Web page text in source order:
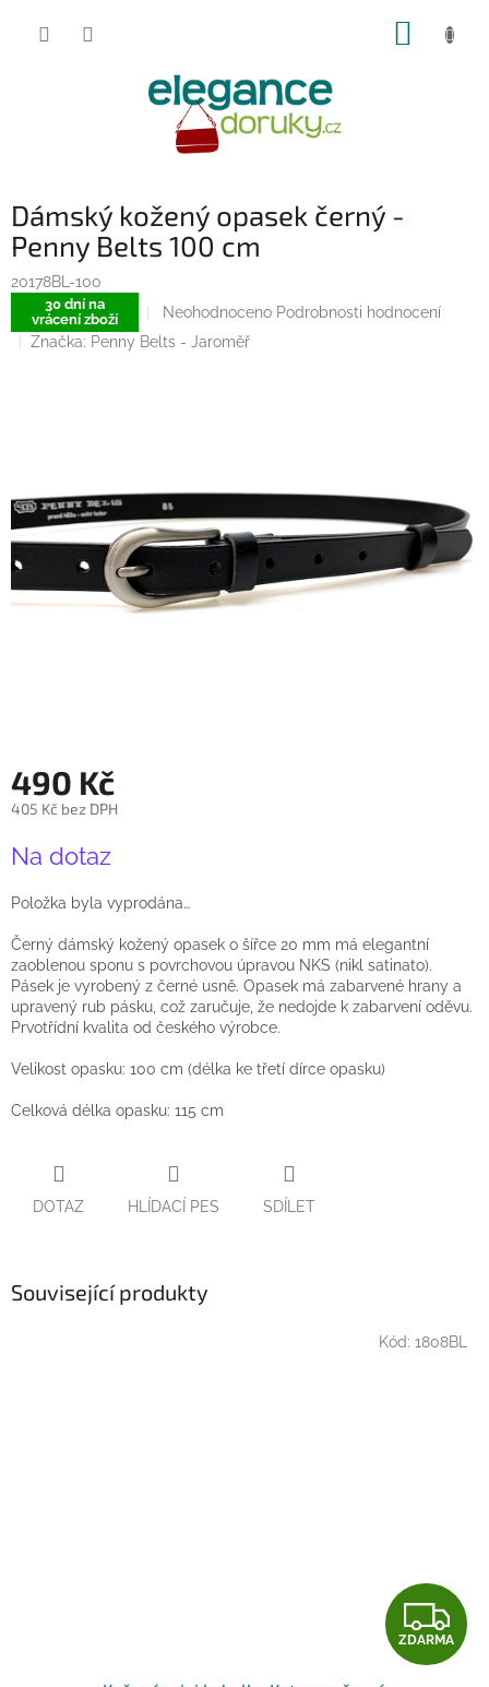
Dámský kožený opasek černý -
Penny Belts 100 cm
20178BL-100
30 dní na
vrácení zboží
Průměrné
hodnocení
produktu
Neohodnoceno Podrobnosti hodnocení
Značka: Penny Belts - Jaroměř
490 Kč
405 Kč bez DPH
cena:
Na dotaz
Položka byla vyprodána…
Černý dámský kožený opasek o šířce 20 mm má elegantní
zaoblenou sponu s povrchovou úpravou NKS (nikl satinato).
Pásek je vyrobený z černé usně. Opasek má zabarvené hrany a
upravený rub pásku, což zaručuje, že nedojde k zabarvení oděvu.
Prvotřídní kvalita od českého výrobce.
Velikost opasku: 100 cm (délka ke třetí dírce opasku)
Celková délka opasku: 115 cm
DOTAZ HLÍDACÍ PES SDÍLET
Související produkty
Z
D
ZDARMA
Kód: 1808BL